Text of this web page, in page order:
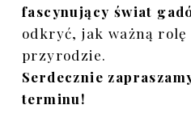
fascynujący świat
odkryć, jak ważną rolę
przyrodzie.
Serdecznie
terminu!